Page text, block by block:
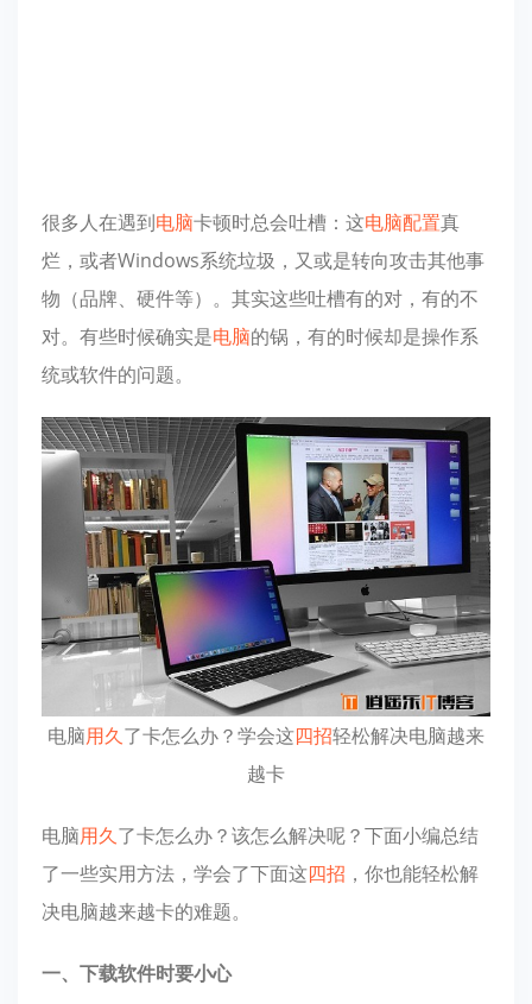
很多人在遇到电脑卡顿时总会吐槽：这电脑配置真
烂，或者Windows系统垃圾，又或是转向攻击其他事
物（品牌、硬件等）。其实这些吐槽有的对，有的不
对。有些时候确实是电脑的锅，有的时候却是操作系
统或软件的问题。
电脑用久了卡怎么办？学会这四招轻松解决电脑越来
越卡
电脑用久了卡怎么办？该怎么解决呢？下面小编总结
了一些实用方法，学会了下面这四招 ，你也能轻松解
决电脑越来越卡的难题。
一、下载软件时要小心